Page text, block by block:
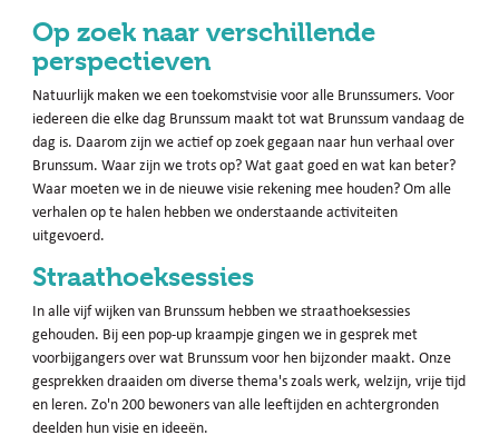
Op zoek naar verschillende
perspectieven
Natuurlijk maken we een toekomstvisie voor alle Brunssumers. Voor
iedereen die elke dag Brunssum maakt tot wat Brunssum vandaag de
dag is. Daarom zijn we actief op zoek gegaan naar hun verhaal over
Brunssum. Waar zijn we trots op? Wat gaat goed en wat kan beter?
Waar moeten we in de nieuwe visie rekening mee houden? Om alle
verhalen op te halen hebben we onderstaande activiteiten
uitgevoerd.
Straathoeksessies
In alle vijf wijken van Brunssum hebben we straathoeksessies
gehouden. Bij een pop-up kraampje gingen we in gesprek met
voorbijgangers over wat Brunssum voor hen bijzonder maakt. Onze
gesprekken draaiden om diverse thema's zoals werk, welzijn, vrije tijd
en leren. Zo'n 200 bewoners van alle leeftijden en achtergronden
deelden hun visie en ideeën.